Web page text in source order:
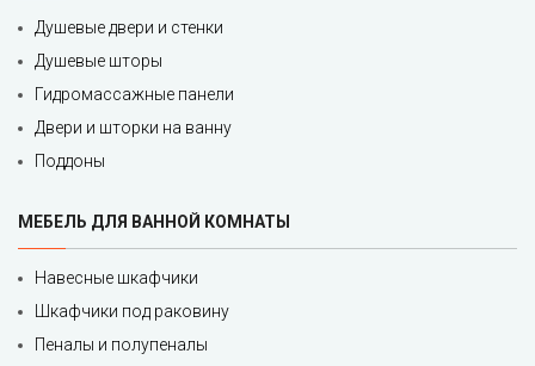
Душевые двери и стенки
Душевые шторы
Гидромассажные панели
Двери и шторки на ванну
Поддоны
МЕБЕЛЬ ДЛЯ ВАННОЙ КОМНАТЫ
Навесные шкафчики
Шкафчики под раковину
Пеналы и полупеналы